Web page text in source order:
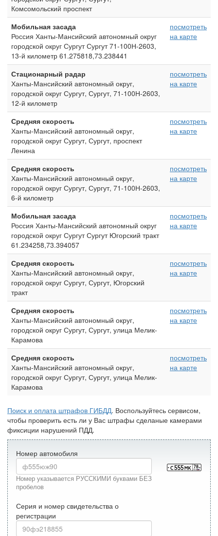
Комсомольский проспект
Мобильная засада
Россия Ханты-Мансийский автономный округ
городской округ Сургут Сургут 71-100Н-2603,
13-й километр 61.275818,73.238441
посмотреть
на карте
Стационарный радар
Ханты-Мансийский автономный округ,
городской округ Сургут, Сургут, 71-100Н-2603,
12-й километр
посмотреть
на карте
Средняя скорость
Ханты-Мансийский автономный округ,
городской округ Сургут, Сургут, проспект
Ленина
посмотреть
на карте
Средняя скорость
Ханты-Мансийский автономный округ,
городской округ Сургут, Сургут, 71-100Н-2603,
6-й километр
посмотреть
на карте
Мобильная засада
Россия Ханты-Мансийский автономный округ
городской округ Сургут Сургут Югорский тракт
61.234258,73.394057
посмотреть
на карте
Средняя скорость
Ханты-Мансийский автономный округ,
городской округ Сургут, Сургут, Югорский
тракт
посмотреть
на карте
Средняя скорость
Ханты-Мансийский автономный округ,
городской округ Сургут, Сургут, улица Мелик-
Карамова
посмотреть
на карте
Средняя скорость
Ханты-Мансийский автономный округ,
городской округ Сургут, Сургут, улица Мелик-
Карамова
посмотреть
на карте
Поиск и оплата штрафов ГИБДД. Воспользуйтесь сервисом,
чтобы проверить есть ли у Вас штрафы сделаные камерами
фиксиции нарушений ПДД.
Номер автомобиля
Номер указывается РУССКИМИ буквами БЕЗ
пробелов
Серия и номер свидетельства о
регистрации